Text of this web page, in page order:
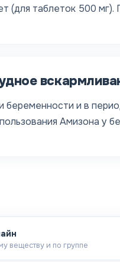
(для таблеток 500
и в
Амизона у
веществу и по группе